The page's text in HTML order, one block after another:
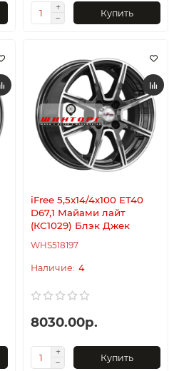
Купить
iFree 5,5x14/4x100 ET40
D67,1 Майами лайт
(КС1029) Блэк Джек
WHS518197
4
8030.00р.
Купить